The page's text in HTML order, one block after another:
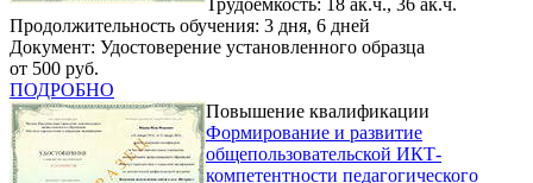
Продолжительность обучения: 3 дня, 6 дней
Документ: Удостоверение установленного образца
от 500 руб.
ПОДРОБНО
Повышение квалификации
Формирование и развитие
общепользовательской ИКТ-
компетентности педагогического